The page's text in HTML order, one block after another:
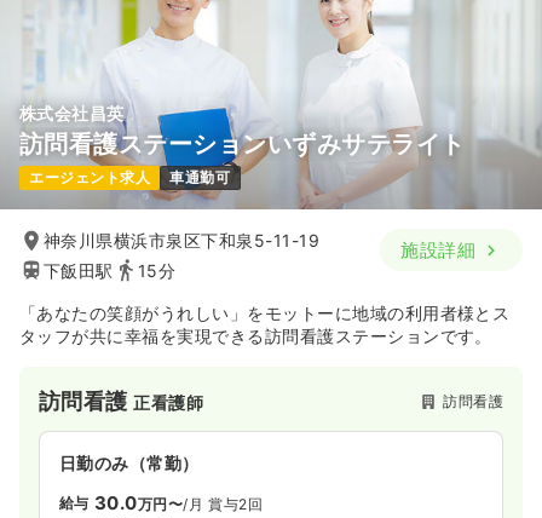
株式会社昌英
訪問看護ステーションいずみサテライト
エージェント求人 車通勤可
神奈川県横浜市泉区下和泉5-11-19
下飯田駅
15分
施設詳細
「あなたの笑顔がうれしい」をモットーに地域の利用者様とス
タッフが共に幸福を実現できる訪問看護ステーションです。
訪問看護正看護師 訪問看護
日勤のみ（常勤）
給与 30.0万円〜/月 賞与2回